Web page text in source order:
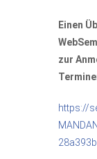
Einen
zur
https://